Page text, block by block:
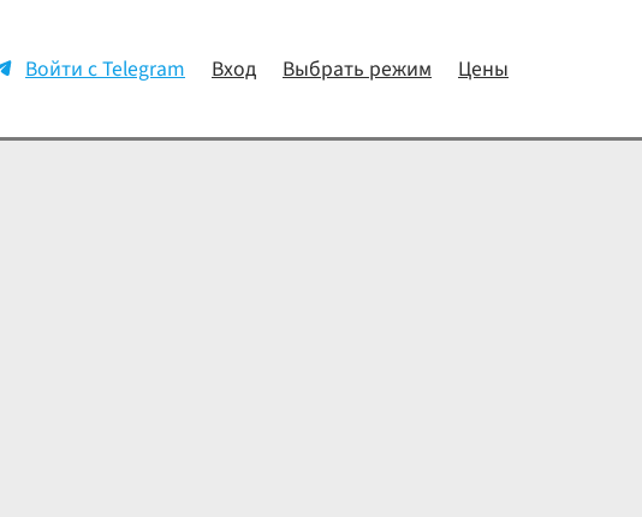
Войти с Telegram Вход Выбрать режим Цены